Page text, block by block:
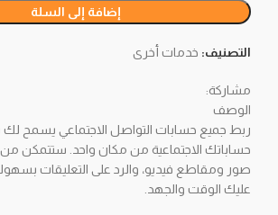
إضافة إلى السلة
التصنيف: خدمات أخرى
مشاركة:
الوصف
ربط جميع حسابات التواصل الاجتماعي يسمح لك
حساباتك الاجتماعية من مكان واحد. ستتمكن
صور ومقاطع فيديو، والرد على التعليقات
عليك الوقت والجهد.